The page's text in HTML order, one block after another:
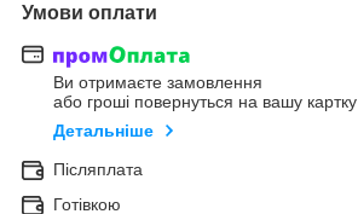
Умови оплати
Ви отримаєте замовлення
або гроші повернуться на вашу картку
Детальніше
Післяплата
Готівкою